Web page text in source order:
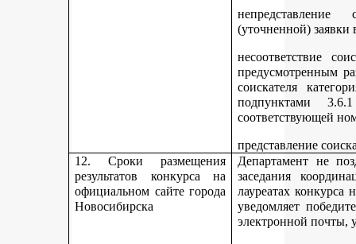
непредставление
(уточненной) заявки
несоответствие
предусмотренным
соискателя
подпунктами 3.6.1
соответствующей
представление
12. Сроки размещения
результатов конкурса на
официальном сайте города
Новосибирска
Департамент не
заседания
лауреатах
уведомляет
электронной почты,